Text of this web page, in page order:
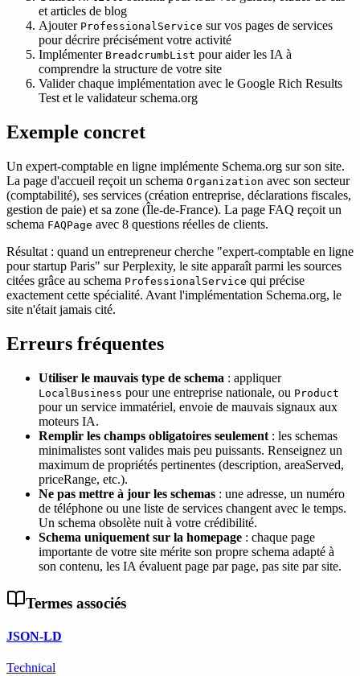
et articles de blog
Ajouter ProfessionalService sur vos pages de services
pour décrire précisément votre activité
Implémenter BreadcrumbList pour aider les IA à
comprendre la structure de votre site
Valider chaque implémentation avec le Google Rich Results
Test et le validateur schema.org
Exemple concret
Un expert-comptable en ligne implémente Schema.org sur son site.
La page d'accueil reçoit un schema Organization avec son secteur
(comptabilité), ses services (création entreprise, déclarations fiscales,
gestion de paie) et sa zone (Île-de-France). La page FAQ reçoit un
schema FAQPage avec 8 questions réelles de clients.
Résultat : quand un entrepreneur cherche "expert-comptable en ligne
pour startup Paris" sur Perplexity, le site apparaît parmi les sources
citées grâce au schema ProfessionalService qui précise
exactement cette spécialité. Avant l'implémentation Schema.org, le
site n'était jamais cité.
Erreurs fréquentes
Utiliser le mauvais type de schema : appliquer
LocalBusiness pour une entreprise nationale, ou Product
pour un service immatériel, envoie de mauvais signaux aux
moteurs IA.
Remplir les champs obligatoires seulement : les schemas
minimalistes sont valides mais peu puissants. Renseignez un
maximum de propriétés pertinentes (description, areaServed,
priceRange, etc.).
Ne pas mettre à jour les schemas : une adresse, un numéro
de téléphone ou une liste de services changent avec le temps.
Un schema obsolète nuit à votre crédibilité.
Schema uniquement sur la homepage : chaque page
importante de votre site mérite son propre schema adapté à
son contenu, les IA évaluent page par page, pas site par site.
Termes associés
JSON-LD
Technical